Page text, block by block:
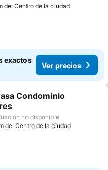
de: Centro de la ciudad
exactos
Ver precios
a favoritos
Condominio
no disponible
de: Centro de la ciudad